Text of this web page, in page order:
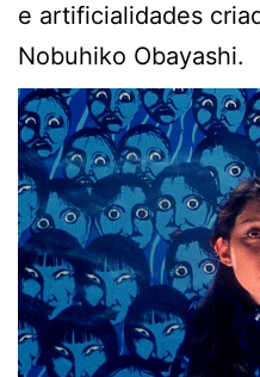
e artificialidades
Nobuhiko Obayashi.